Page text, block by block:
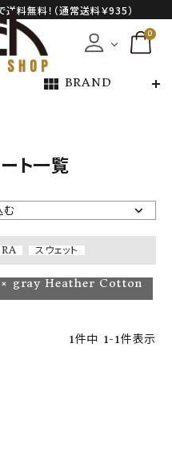
無料！（通常送料￥935）
0
view_module BRAND
ト一覧
む
スウェット
gray Heather Cotton
1件中 1-1件表示